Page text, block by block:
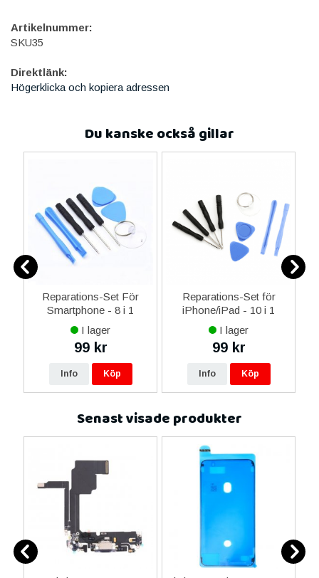
Artikelnummer:
SKU35
Direktlänk:
Högerklicka och kopiera adressen
Du kanske också gillar
Reparations-Set För
Smartphone - 8 i 1
I lager
99 kr
Info Köp
Reparations-Set för
iPhone/iPad - 10 i 1
I lager
99 kr
Info Köp
Senast visade produkter